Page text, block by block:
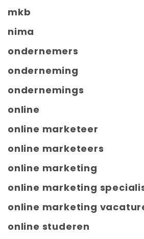
mkb
nima
ondernemers
onderneming
ondernemings
online
online marketeer
online marketeers
online marketing
online marketing
online marketing
online studeren